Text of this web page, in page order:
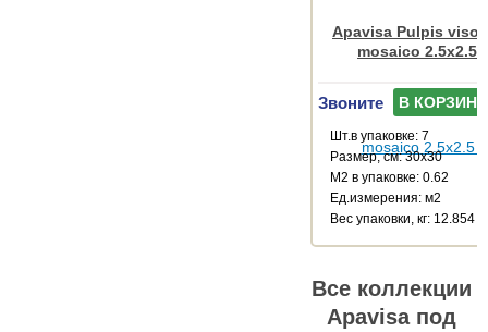
Apavisa Pulpis
mosaico 2.5x2.5
Звоните В КОРЗИНУ
Шт.в упаковке: 7
Размер, см: 30x30
М2 в упаковке: 0.62
Ед.измерения: м2
Веc упаковки, кг: 12.854
Все коллекции
Apavisa под